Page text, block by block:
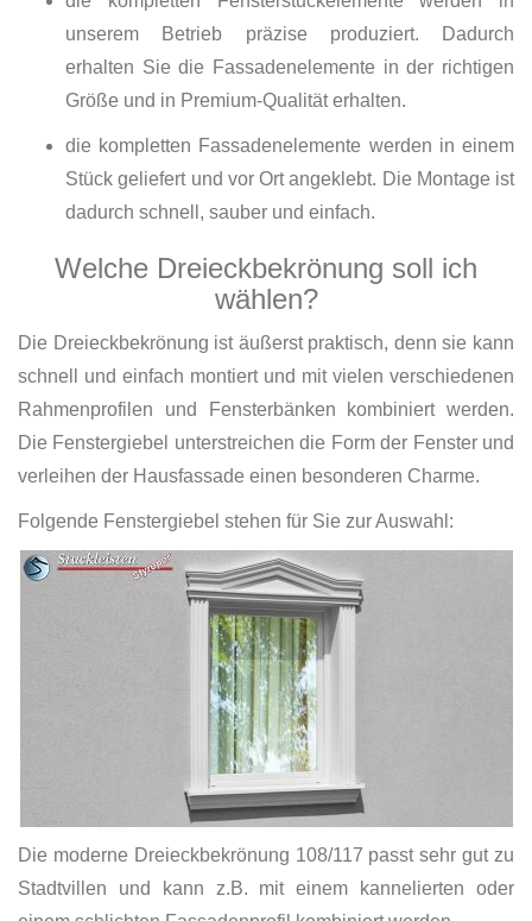
unserem Betrieb präzise produziert. Dadurch
erhalten Sie die Fassadenelemente in der richtigen
Größe und in Premium-Qualität erhalten.
die kompletten Fassadenelemente werden in einem
Stück geliefert und vor Ort angeklebt. Die Montage ist
dadurch schnell, sauber und einfach.
Welche Dreieckbekrönung soll ich
wählen?
Die Dreieckbekrönung ist äußerst praktisch, denn sie kann
schnell und einfach montiert und mit vielen verschiedenen
Rahmenprofilen und Fensterbänken kombiniert werden.
Die Fenstergiebel unterstreichen die Form der Fenster und
verleihen der Hausfassade einen besonderen Charme.
Folgende Fenstergiebel stehen für Sie zur Auswahl:
Die moderne Dreieckbekrönung 108/117 passt sehr gut zu
Stadtvillen und kann z.B. mit einem kannelierten oder